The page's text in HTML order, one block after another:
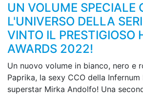
UN VOLUME SPECIALE
L'UNIVERSO DELLA
VINTO IL PRESTIGIOSO
AWARDS 2022!
Un nuovo volume in bianco, nero e
Paprika, la sexy CCO della
superstar Mirka Andolfo! Una